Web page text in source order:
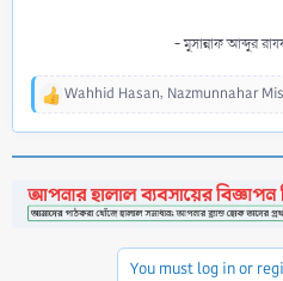
- মুসান্নাফ আব্দুর
R
t
i
Wahhid Hasan, Nazmunnahar
You must log in or